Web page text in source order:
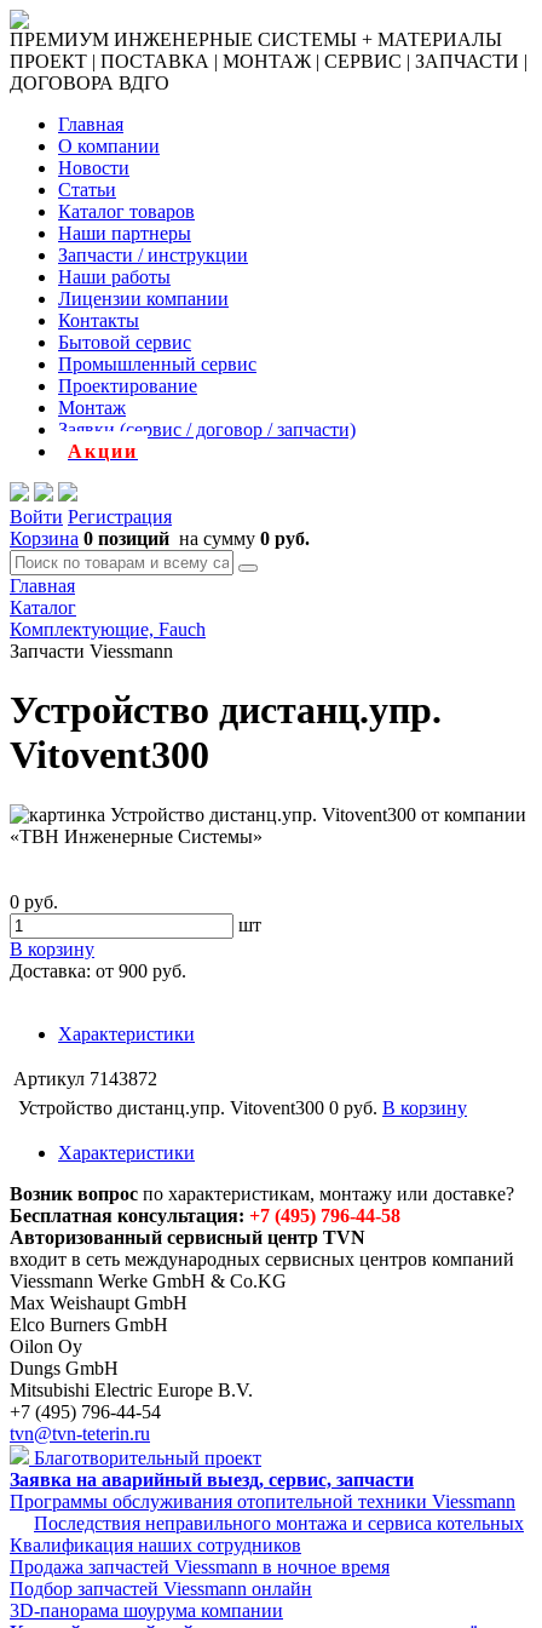
ПРЕМИУМ ИНЖЕНЕРНЫЕ СИСТЕМЫ + МАТЕРИАЛЫ
ПРОЕКТ | ПОСТАВКА | МОНТАЖ | СЕРВИС | ЗАПЧАСТИ |
ДОГОВОРА ВДГО
Главная
О компании
Новости
Статьи
Каталог товаров
Наши партнеры
Запчасти / инструкции
Наши работы
Лицензии компании
Контакты
Бытовой сервис
Промышленный сервис
Проектирование
Монтаж
Заявки (сервис / договор / запчасти)
Акции
Войти Регистрация
Корзина 0 позиций на сумму 0 руб.
Главная
Каталог
Комплектующие, Fauch
Запчасти Viessmann
Устройство дистанц.упр.
Vitovent300
0 руб.
шт
В корзину
Доставка: от 900 руб.
Характеристики
Артикул 7143872
Устройство дистанц.упр. Vitovent300 0 руб. В корзину
Характеристики
Возник вопрос по характеристикам, монтажу или доставке?
Бесплатная консультация: +7 (495) 796-44-58
Авторизованный сервисный центр TVN
входит в сеть международных сервисных центров компаний
Viessmann Werke GmbH & Co.KG
Max Weishaupt GmbH
Elco Burners GmbH
Oilon Oy
Dungs GmbH
Mitsubishi Electric Europe B.V.
+7 (495) 796-44-54
tvn@tvn-teterin.ru
Благотворительный проект
Заявка на аварийный выезд, сервис, запчасти
Программы обслуживания отопительной техники Viessmann
Последствия неправильного монтажа и сервиса котельных
Квалификация наших сотрудников
Продажа запчастей Viessmann в ночное время
Подбор запчастей Viessmann онлайн
3D-панорама шоурума компании